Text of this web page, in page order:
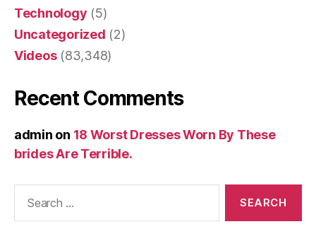
Technology (5)
Uncategorized (2)
Videos(83,348)
Recent Comments
admin on 18 Worst Dresses Worn By These
brides Are Terrible.